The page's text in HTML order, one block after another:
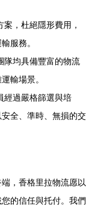
，杜絕隱形費用，
服務。
隊均具備豐富的物流
輸場景。
經過嚴格篩選與培
全、準時、無損的交
，香格里拉物流愿以
的信任與托付。我們